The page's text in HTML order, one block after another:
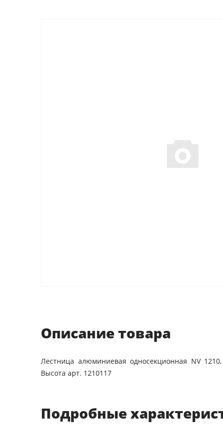
Описание товара
Лестница алюминиевая односекционная NV
Высота арт. 1210117
Подробные